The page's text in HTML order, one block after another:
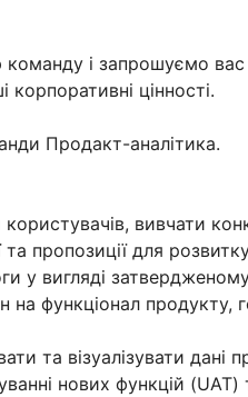
і запрошуємо вас
цінності.
Продакт-аналітика.
вивчати
пропозиції для
у вигляді
на функціонал продукту,
та візуалізувати дані
нових функцій (UAT)